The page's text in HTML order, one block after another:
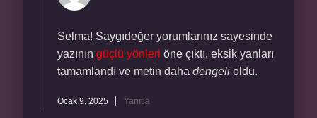
Selma! Saygıdeğer yorumlarınız sayesinde
yazının güçlü yönleri öne çıktı, eksik yanları
tamamlandı ve metin daha dengeli oldu.
Ocak 9, 2025 Yanıtla